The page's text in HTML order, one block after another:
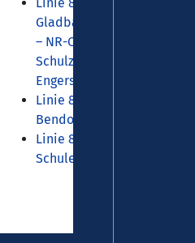
Gladbach – Oberbieber –
– NR-City – Irlich
Schulzentrum – Gladbach
Engers – Bendorf
Linie 83: NR-Reckstraße/
Bendorf – Engers –
Linie 84: NR-Bahnhof –
Schule